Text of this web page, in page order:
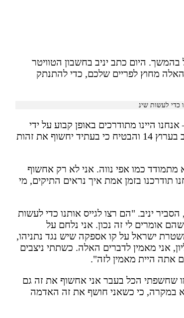
היום כתב יניב בחשבון הטוויטר
מחוץ לפריים שלכם, כדי להתנתק
כדי לעשות שינ
היינו מתודרכים באופן קבוע על ידי
בכירי החוקרים במשטרת ישראל, לא רק עיתונאים", אמר יניב בערוץ 14 והבטיח כי בעתיד יחשוף את זהות
כמו אפי נווה. אני לא רק אחשוף
בזמן אמת איך נראים התיקים, מי
יניב. "הם רצו לגייס אותנו כדי לעשות
אומרים לי זה נכון. אני נלחם על
במשטרת ישראל על קו אספקה שיש נגד נתניהו,
חשבוניות, על הטיית רגולציה במיליארד ו-800 מיליון, אני מאמין לדברים האלה. כשתתי ניצבים
אתה היית מאמין לזה".
שחשפתי הכל בעבר אני אחשוף את זה גם
במקרה, כי כשאני חושף את זה האדמה